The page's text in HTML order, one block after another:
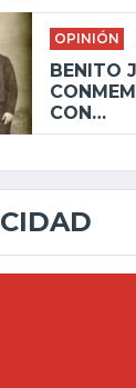
OPINIÓN
BENITO
CON…